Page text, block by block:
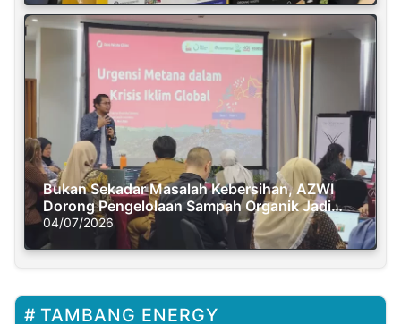
Bukan Sekadar Masalah Kebersihan, AZWI
Dorong Pengelolaan Sampah Organik Jadi
Solusi Krisis Iklim
04/07/2026
TAMBANG ENERGY